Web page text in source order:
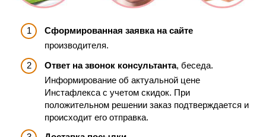
Сформированная заявка на сайте
производителя.
Ответ на звонок консультанта, беседа.
Информирование об актуальной цене
Инстафлекса с учетом скидок. При
положительном решении заказ подтверждается и
происходит его отправка.